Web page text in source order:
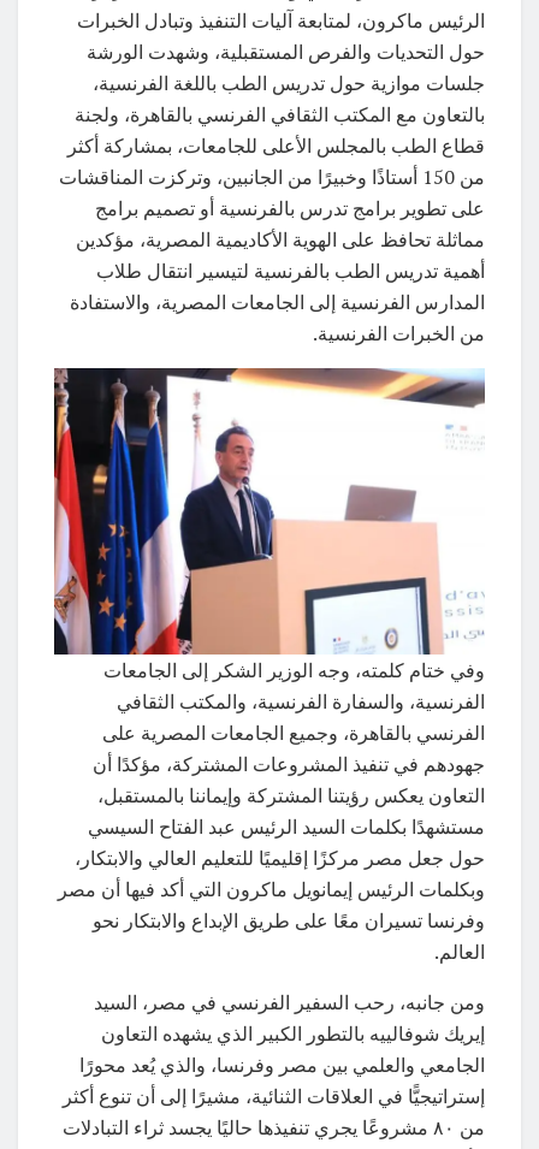
الرئيس ماكرون، لمتابعة آليات التنفيذ وتبادل الخبرات
حول التحديات والفرص المستقبلية، وشهدت الورشة
جلسات موازية حول تدريس الطب باللغة الفرنسية،
بالتعاون مع المكتب الثقافي الفرنسي بالقاهرة، ولجنة
قطاع الطب بالمجلس الأعلى للجامعات، بمشاركة أكثر
من 150 أستاذًا وخبيرًا من الجانبين، وتركزت المناقشات
على تطوير برامج تدرس بالفرنسية أو تصميم برامج
مماثلة تحافظ على الهوية الأكاديمية المصرية، مؤكدين
أهمية تدريس الطب بالفرنسية لتيسير انتقال طلاب
المدارس الفرنسية إلى الجامعات المصرية، والاستفادة
من الخبرات الفرنسية.
وفي ختام كلمته، وجه الوزير الشكر إلى الجامعات
الفرنسية، والسفارة الفرنسية، والمكتب الثقافي
الفرنسي بالقاهرة، وجميع الجامعات المصرية على
جهودهم في تنفيذ المشروعات المشتركة، مؤكدًا أن
التعاون يعكس رؤيتنا المشتركة وإيماننا بالمستقبل،
مستشهدًا بكلمات السيد الرئيس عبد الفتاح السيسي
حول جعل مصر مركزًا إقليميًا للتعليم العالي والابتكار،
وبكلمات الرئيس إيمانويل ماكرون التي أكد فيها أن مصر
وفرنسا تسيران معًا على طريق الإبداع والابتكار نحو
العالم.
ومن جانبه، رحب السفير الفرنسي في مصر، السيد
إيريك شوفالييه بالتطور الكبير الذي يشهده التعاون
الجامعي والعلمي بين مصر وفرنسا، والذي يُعد محورًا
إستراتيجيًّا في العلاقات الثنائية، مشيرًا إلى أن تنوع أكثر
من ٨٠ مشروعًا يجري تنفيذها حاليًا يجسد ثراء التبادلات